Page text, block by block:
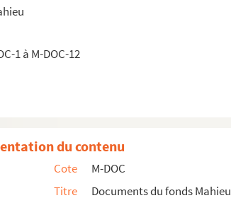
1 à M-DOC-12
1788, lacunes)
1788, lacunes)
1788, lacunes)
1788, lacunes)
du contenu
Cote
M-DOC
Titre
Documents du fonds Mahieu